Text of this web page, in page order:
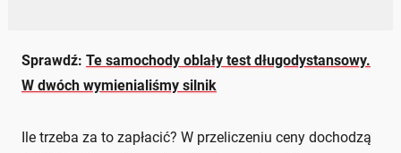
Sprawdź: Te samochody oblały test długodystansowy.
W dwóch wymienialiśmy silnik
Ile trzeba za to zapłacić? W przeliczeniu ceny dochodzą